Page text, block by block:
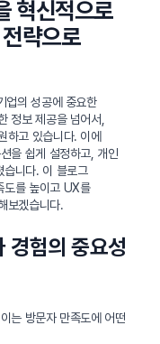
혁신적으로
략으로
업의 성공에 중요한
정보 제공을 넘어서,
하고 있습니다. 이에
을 쉽게 설정하고, 개인
습니다. 이 블로그
도를 높이고 UX를
보겠습니다.
경험의 중요성
는 방문자 만족도에 어떤